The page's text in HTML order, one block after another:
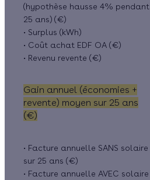
(hypothèse hausse 4% pendant
25 ans) (€)
• Surplus (kWh)
• Coût achat EDF OA (€)
• Revenu revente (€)
Gain annuel (économies +
revente) moyen sur 25 ans
(€)
• Facture annuelle SANS solaire
sur 25 ans (€)
• Facture annuelle AVEC solaire